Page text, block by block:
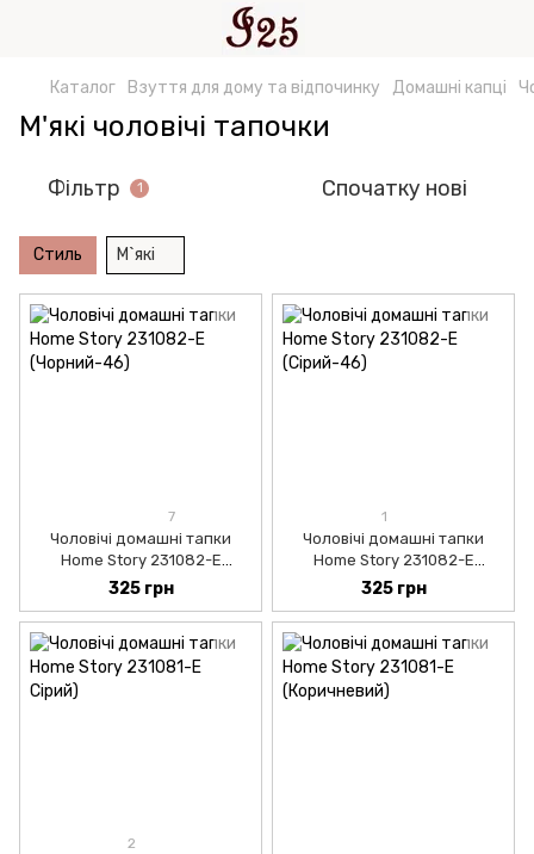
Каталог Взуття для дому та відпочинку Домашні капці
М'які чоловічі тапочки
Фільтр 1 Спочатку нові
Стиль М`які
7
Чоловічі домашні тапки
Home Story 231082-Е
(Чорний-46)
325 грн
1
Чоловічі домашні тапки
Home Story 231082-Е
(Сірий-45)
325 грн
2